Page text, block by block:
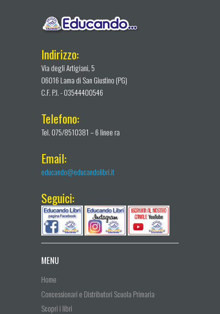
Indirizzo:
Via degli Artigiani, 5
06016 Lama di San Giustino (PG)
C.F. P.I. - 03544400546
Telefono:
Tel. 075/8510381 – 6 linee ra
Email:
educando@educandolibri.it
Seguici:
MENU
Home
Concessionari e Distributori Scuola Primaria
Scopri i libri